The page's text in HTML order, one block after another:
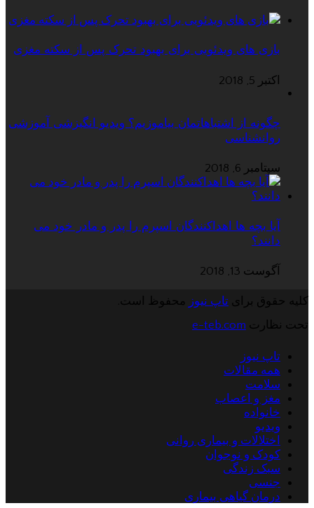
بازی های ویدئویی برای بهبود تحرک پس از سکته مغزی
اکتبر 5, 2018
چگونه از اشتباهاتمان بیاموزیم؟ ویدیو انگیزشی آموزشی
روانشناسی
سپتامبر 6, 2018
آیا بچه ها اهداکنندگان اسپرم را پدر و مادر خود می
دانند؟
آگوست 13, 2018
کلیه حقوق برای تاپ نیوز
محفوظ است.
تحت نظارت e-teb.com
تاپ نیوز
همه مقالات
سلامت
مغز و اعصاب
خانواده
ویدیو
اختلالات و بیماری روانی
کودک و نوجوان
سبک زندگی
جنسی
درمان گیاهی بیماری